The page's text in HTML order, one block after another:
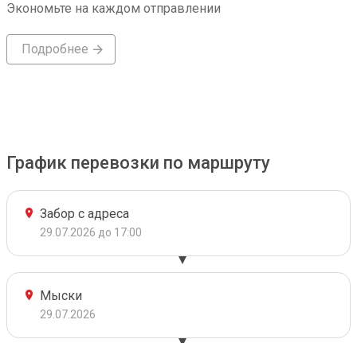
Экономьте на каждом отправлении
Подробнее
График перевозки по маршруту
Забор с адреса
29.07.2026 до 17:00
Мыски
29.07.2026